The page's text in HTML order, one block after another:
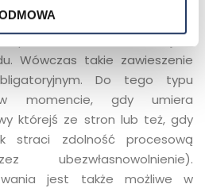
komornicze jest
Wówczas takie zawieszenie
Do tego typu
momencie, gdy umiera
którejś ze stron lub też, gdy
straci zdolność procesową
ubezwłasnowolnienie).
jest także możliwe w